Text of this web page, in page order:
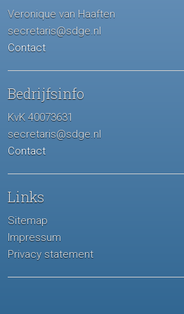
Veronique van Haaften
secretaris@sdge.nl
Contact
Bedrijfsinfo
KvK 40073631
secretaris@sdge.nl
Contact
Links
Sitemap
Impressum
Privacy statement